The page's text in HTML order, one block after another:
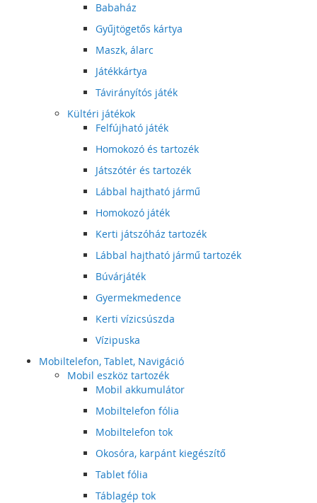
Babaház
Gyűjtögetős kártya
Maszk, álarc
Játékkártya
Távirányítós játék
Kültéri játékok
Felfújható játék
Homokozó és tartozék
Játszótér és tartozék
Lábbal hajtható jármű
Homokozó játék
Kerti játszóház tartozék
Lábbal hajtható jármű tartozék
Búvárjáték
Gyermekmedence
Kerti vízicsúszda
Vízipuska
Mobiltelefon, Tablet, Navigáció
Mobil eszköz tartozék
Mobil akkumulátor
Mobiltelefon fólia
Mobiltelefon tok
Okosóra, karpánt kiegészítő
Tablet fólia
Táblagép tok